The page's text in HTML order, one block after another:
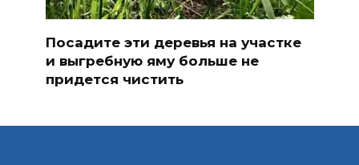
Посадите эти деревья на участке
и выгребную яму больше не
придется чистить